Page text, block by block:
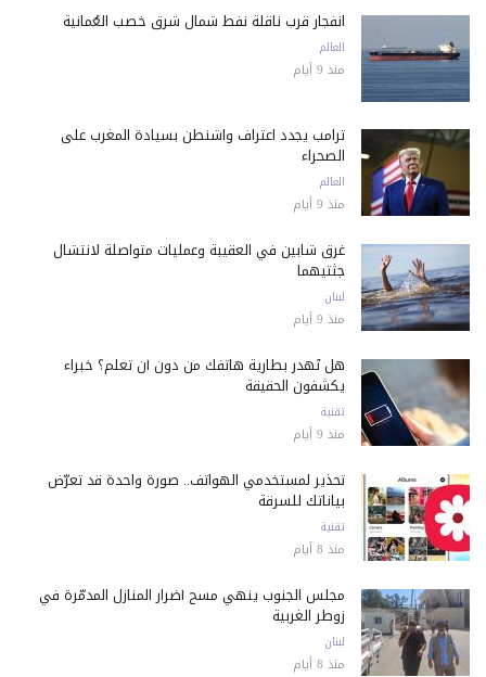
انفجار قرب ناقلة نفط شمال شرق خصب العُمانية
العالم
منذ 9 أيام
ترامب يجدد اعتراف واشنطن بسيادة المغرب على
الصحراء
العالم
منذ 9 أيام
غرق شابين في العقيبة وعمليات متواصلة لانتشال
جثتيهما
لبنان
منذ 9 أيام
هل تُهدر بطارية هاتفك من دون أن تعلم؟ خبراء
يكشفون الحقيقة
تقنية
منذ 9 أيام
تحذير لمستخدمي الهواتف.. صورة واحدة قد تعرّض
بياناتك للسرقة
تقنية
منذ 8 أيام
مجلس الجنوب ينهي مسح أضرار المنازل المدمّرة في
زوطر الغربية
لبنان
منذ 8 أيام